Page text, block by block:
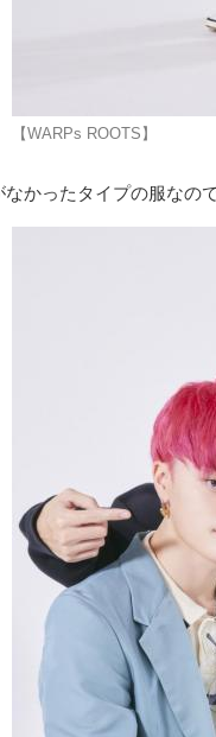
【WARPs ROOTS】
なかったタイプの服なの